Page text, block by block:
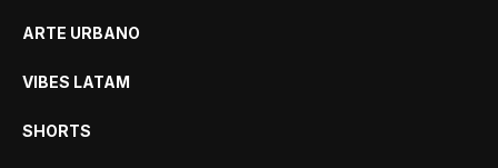
ARTE URBANO
VIBES LATAM
SHORTS